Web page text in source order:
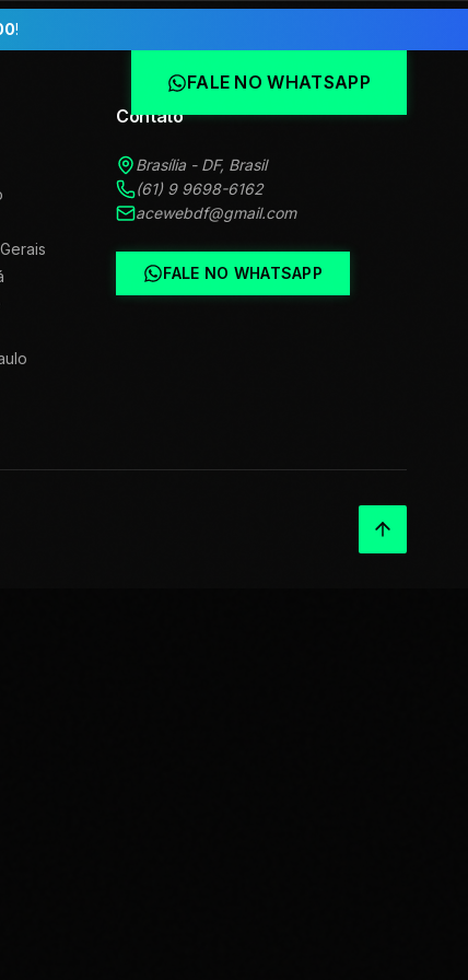
!
FALE NO WHATSAPP
Contato
Brasília - DF, Brasil
(61) 9 9698-6162
acewebdf@gmail.com
FALE NO WHATSAPP